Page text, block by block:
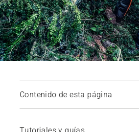
Contenido de esta página